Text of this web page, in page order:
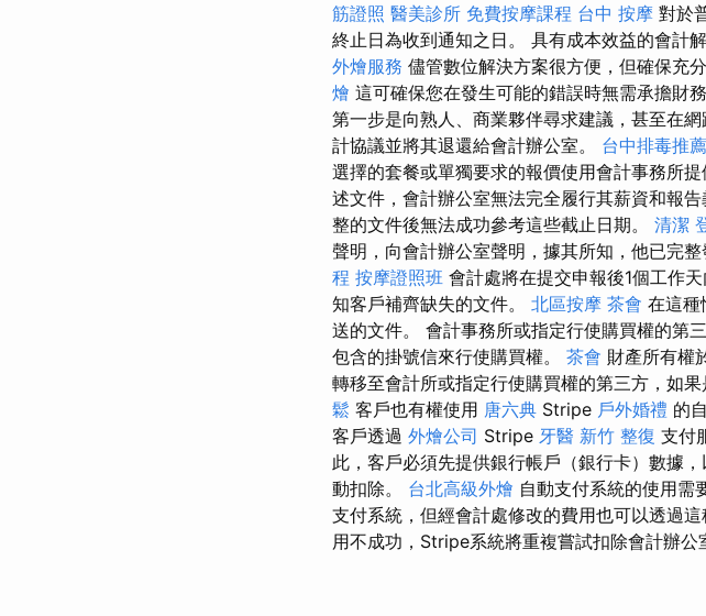
筋證照 醫美診所 免費按摩課程 台中 按摩 對於
終止日為收到通知之日。 具有成本效益的會計
外燴服務 儘管數位解決方案很方便，但確保充
燴 這可確保您在發生可能的錯誤時無需承擔財
第一步是向熟人、商業夥伴尋求建議，甚至在
計協議並將其退還給會計辦公室。 台中排毒推薦
選擇的套餐或單獨要求的報價使用會計事務所提
述文件，會計辦公室無法完全履行其薪資和報
整的文件後無法成功參考這些截止日期。 清潔
聲明，向會計辦公室聲明，據其所知，他已完
程 按摩證照班 會計處將在提交申報後1個工作
知客戶補齊缺失的文件。 北區按摩 茶會 在這種
送的文件。 會計事務所或指定行使購買權的第
包含的掛號信來行使購買權。 茶會 財產所有權
轉移至會計所或指定行使購買權的第三方，如
鬆 客戶也有權使用 唐六典 Stripe 戶外婚禮 的
客戶透過 外燴公司 Stripe 牙醫 新竹 整復 支付
此，客戶必須先提供銀行帳戶（銀行卡）數據
動扣除。 台北高級外燴 自動支付系統的使用需
支付系統，但經會計處修改的費用也可以透過這
用不成功，Stripe系統將重複嘗試扣除會計辦公